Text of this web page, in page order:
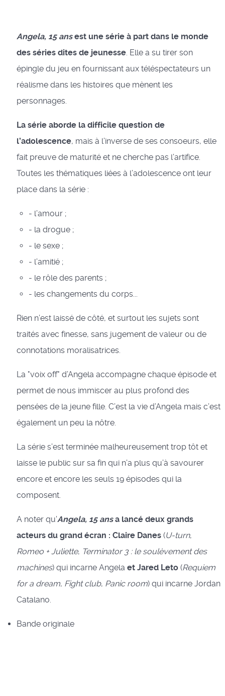
Angela, 15 ansest une série à part dans le monde
des séries dites de jeunesse. Elle a su tirer son
épingle du jeu en fournissant aux téléspectateurs un
réalisme dans les histoires que mènent les
personnages.
La série aborde la difficile question de
l’adolescence, mais à l’inverse de ses consoeurs, elle
fait preuve de maturité et ne cherche pas l’artifice.
Toutes les thématiques liées à l’adolescence ont leur
place dans la série :
- l’amour ;
- la drogue ;
- le sexe ;
- l’amitié ;
- le rôle des parents ;
- les changements du corps...
Rien n’est laissé de côté, et surtout les sujets sont
traités avec finesse, sans jugement de valeur ou de
connotations moralisatrices.
La "voix off" d’Angela accompagne chaque épisode et
permet de nous immiscer au plus profond des
pensées de la jeune fille. C’est la vie d’Angela mais c’est
également un peu la nôtre.
La série s’est terminée malheureusement trop tôt et
laisse le public sur sa fin qui n’a plus qu’à savourer
encore et encore les seuls 19 épisodes qui la
composent.
A noter qu'Angela, 15 ansa lancé deux grands
acteurs du grand écran : Claire Danes(U-turn,
Romeo + Juliette, Terminator 3 : le soulèvement des
machines) qui incarne Angela et Jared Leto(Requiem
for a dream, Fight club, Panic room) qui incarne Jordan
Catalano.
Bande originale